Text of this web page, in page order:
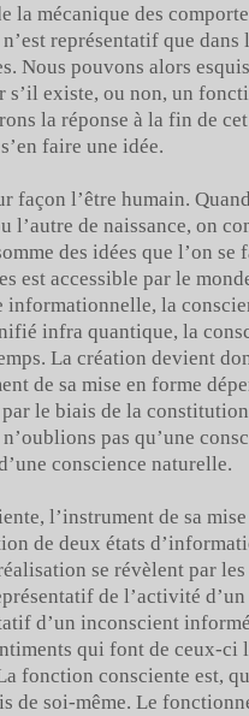
la mécanique des
représentatif que dans
Nous pouvons alors
s’il existe, ou non, un
la réponse à la fin de
faire une idée.
façon l’être humain.
l’autre de naissance, on
des idées que l’on
est accessible par le
la
infra quantique, la
La création devient
de sa mise en forme
le biais de la
pas qu’une
conscience naturelle.
l’instrument de sa
de deux états
se révèlent par
de l’activité
d’un inconscient
qui font de ceux-ci
fonction consciente est,
de soi-même. Le